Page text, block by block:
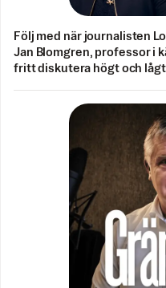
Följ med när journalisten
Jan Blomgren, professor i
fritt diskutera högt och